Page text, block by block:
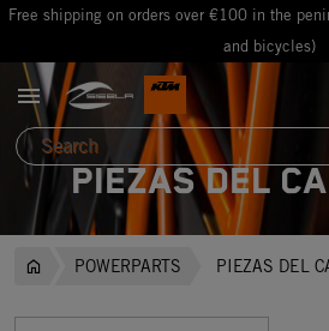
Free shipping on orders over €100 in the
and bicycles)

PIEZAS DEL
POWERPARTS PIEZAS DEL